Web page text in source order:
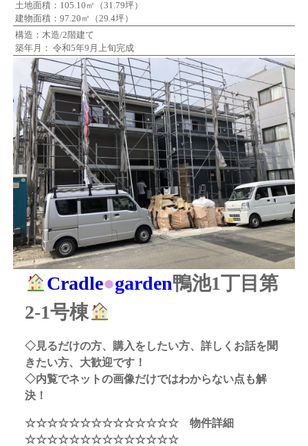
土地面積：105.10㎡（31.79坪）
建物面積：97.20㎡（29.4坪）
構造：木造/2階建て
築年月： 令和5年9月上旬完成
Cradle●garden鴨池1丁目第
2-1号棟
◇見るだけの方、購入をしたい方、詳しくお話を聞
きたい方、大歓迎です！
◇内覧でネットの画像だけではわからない点も解
決！
☆☆☆☆☆☆☆☆☆☆☆☆☆☆ 物件詳細
☆☆☆☆☆☆☆☆☆☆☆☆☆☆